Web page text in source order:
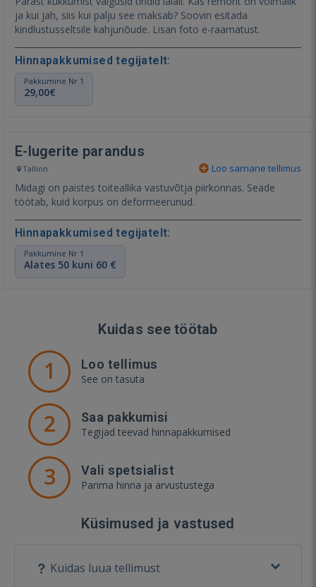
ja kui jah, siis kui palju see maksab? Soovin esitada
kindlustusseltsile kahjunõude. Lisan foto e-raamatust.
Hinnapakkumised tegijatelt:
Pakkumine Nr 1
29,00€
E-lugerite parandus
Tallinn Loo sarnane tellimus
Midagi on paistes toiteallika vastuvõtja piirkonnas. Seade
töötab, kuid korpus on deformeerunud.⁣
Hinnapakkumised tegijatelt:
Pakkumine Nr 1
Alates 50 kuni 60 €
Kuidas see töötab
1 Loo tellimus
See on tasuta
2 Saa pakkumisi
Tegijad teevad hinnapakkumised
3 Vali spetsialist
Parima hinna ja arvustustega
Küsimused ja vastused
Kuidas luua tellimust